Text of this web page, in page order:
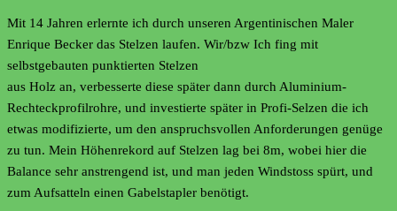
Mit 14 Jahren erlernte ich durch unseren Argentinischen Maler
Enrique Becker das Stelzen laufen. Wir/bzw Ich fing mit
selbstgebauten punktierten Stelzen
aus Holz an, verbesserte diese später dann durch Aluminium-
Rechteckprofilrohre, und investierte später in Profi-Selzen die ich
etwas modifizierte, um den anspruchsvollen Anforderungen genüge
zu tun. Mein Höhenrekord auf Stelzen lag bei 8m, wobei hier die
Balance sehr anstrengend ist, und man jeden Windstoss spürt, und
zum Aufsatteln einen Gabelstapler benötigt.